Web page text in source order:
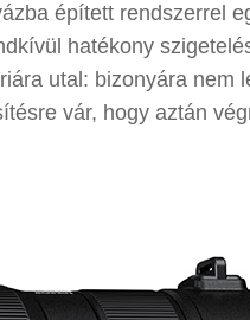
épített rendszerrel
hatékony
utal: bizonyára nem
vár, hogy aztán